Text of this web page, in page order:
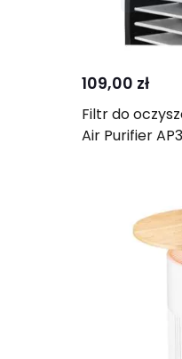
109,00 zł
Filtr do
Air Purifier